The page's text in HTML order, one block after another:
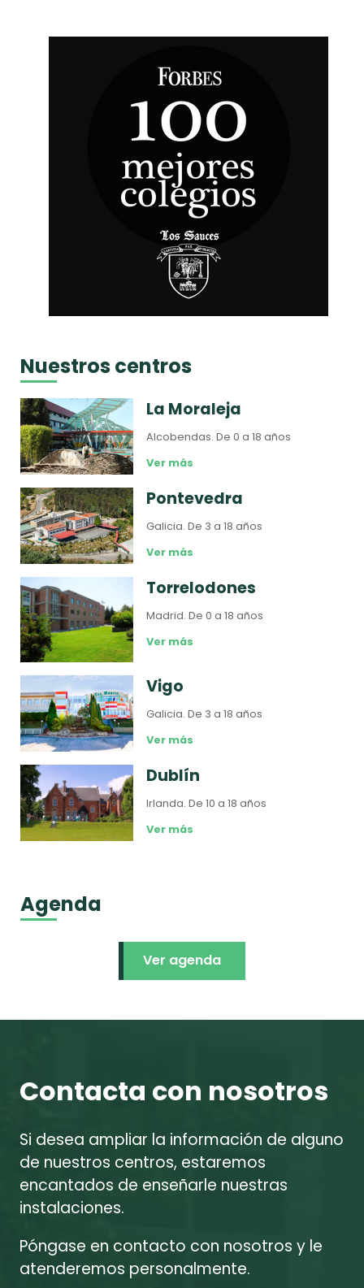
Nuestros centros
La Moraleja
Alcobendas.De 0 a 18 años
Ver más
Pontevedra
Galicia.De 3 a 18 años
Ver más
Torrelodones
Madrid.De 0 a 18 años
Ver más
Vigo
Galicia.De 3 a 18 años
Ver más
Dublín
Irlanda.De 10 a 18 años
Ver más
Agenda
Ver agenda
Contacta con nosotros
Si desea ampliar la información de alguno
de nuestros centros, estaremos
encantados de enseñarle nuestras
instalaciones.
Póngase en contacto con nosotros y le
atenderemos personalmente.